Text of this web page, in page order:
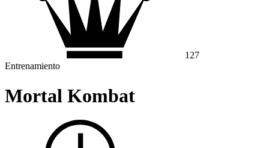
127
Entrenamiento
Mortal Kombat